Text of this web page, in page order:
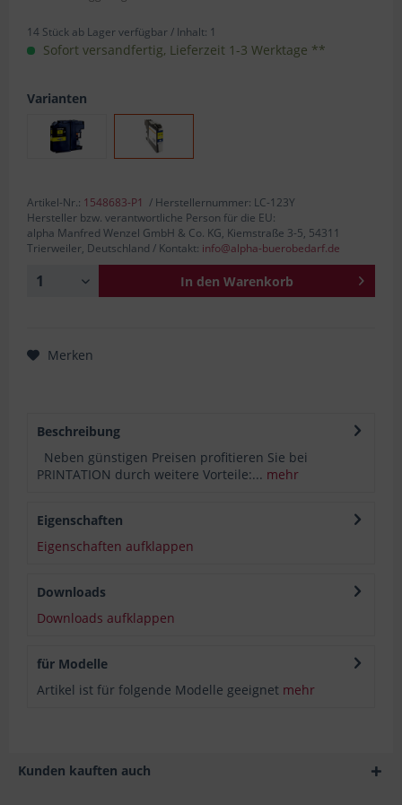
14 Stück ab Lager verfügbar / Inhalt: 1
Sofort versandfertig, Lieferzeit 1-3 Werktage **
Varianten
Artikel-Nr.: 1548683-P1 / Herstellernummer: LC-123Y
Hersteller bzw. verantwortliche Person für die EU:
alpha Manfred Wenzel GmbH & Co. KG, Kiemstraße 3-5, 54311
Trierweiler, Deutschland / Kontakt: info@alpha-buerobedarf.de
In den Warenkorb
Merken
Beschreibung
Neben günstigen Preisen profitieren Sie bei
PRINTATION durch weitere Vorteile:... mehr
Eigenschaften
Eigenschaften aufklappen
Downloads
Downloads aufklappen
für Modelle
Artikel ist für folgende Modelle geeignet mehr
Kunden kauften auch